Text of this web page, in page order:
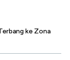
ke Zona